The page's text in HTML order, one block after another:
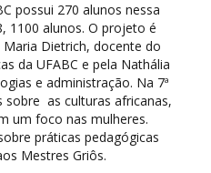
possui 270 alunos nessa
1100 alunos. O projeto é
Dietrich, docente do
da UFABC e pela Nathália
e administração. Na 7ª
sobre as culturas africanas,
um foco nas mulheres.
práticas pedagógicas
Mestres Griôs.